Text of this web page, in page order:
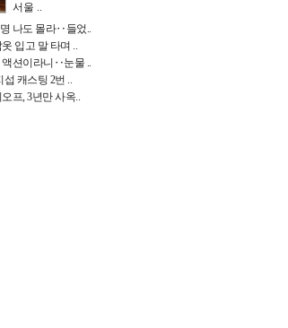
서울 ..
나도 몰라‥들었..
입고 말 타며 ..
액션이라니‥눈물 ..
섭 캐스팅 2번 ..
프, 3년만 사옥..